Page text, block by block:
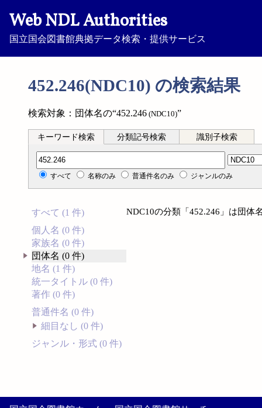
Web NDL Authorities
国立国会図書館典拠データ検索・提供サービス
452.246(NDC10) の検索結果
検索対象：団体名の“452.246 (NDC10)”
キーワード検索 分類記号検索 識別子検索
分類記号検索
すべて 名称のみ 普通件名のみ ジャンルのみ
すべて (1 件)
個人名 (0 件)
家族名 (0 件)
団体名 (0 件)
地名 (1 件)
統一タイトル (0 件)
著作 (0 件)
普通件名 (0 件)
細目なし (0 件)
ジャンル・形式 (0 件)
NDC10の分類「452.246」は団体